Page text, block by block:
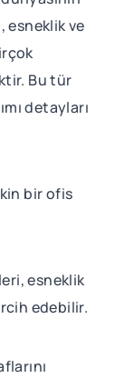
esneklik ve
Bu tür
detayları
bir ofis
esneklik
edebilir.